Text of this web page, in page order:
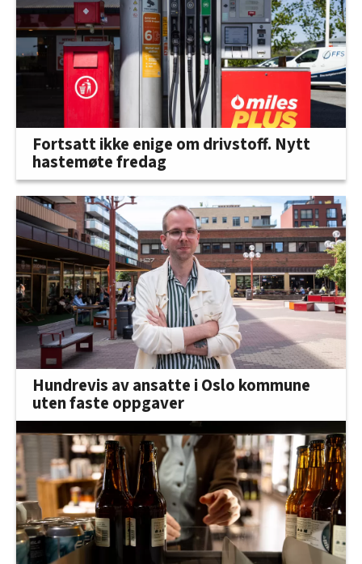
Fortsatt ikke enige om drivstoff. Nytt
hastemøte fredag
Hundrevis av ansatte i Oslo kommune
uten faste oppgaver